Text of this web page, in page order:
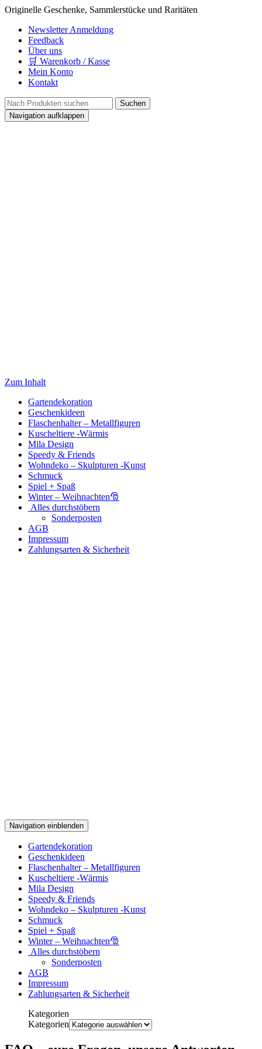
Originelle Geschenke, Sammlerstücke und Raritäten
Newsletter Anmeldung
Feedback
Über uns
🛒 Warenkorb / Kasse
Mein Konto
Kontakt
Navigation aufklappen
Zum Inhalt
Gartendekoration
Geschenkideen
Flaschenhalter – Metallfiguren
Kuscheltiere -Wärmis
Mila Design
Speedy & Friends
Wohndeko – Skulpturen -Kunst
Schmuck
Spiel + Spaß
Winter – Weihnachten🎅
Alles durchstöbern
Sonderposten
AGB
Impressum
Zahlungsarten & Sicherheit
Navigation einblenden
Gartendekoration
Geschenkideen
Flaschenhalter – Metallfiguren
Kuscheltiere -Wärmis
Mila Design
Speedy & Friends
Wohndeko – Skulpturen -Kunst
Schmuck
Spiel + Spaß
Winter – Weihnachten🎅
Alles durchstöbern
Sonderposten
AGB
Impressum
Zahlungsarten & Sicherheit
Kategorien
Kategorien